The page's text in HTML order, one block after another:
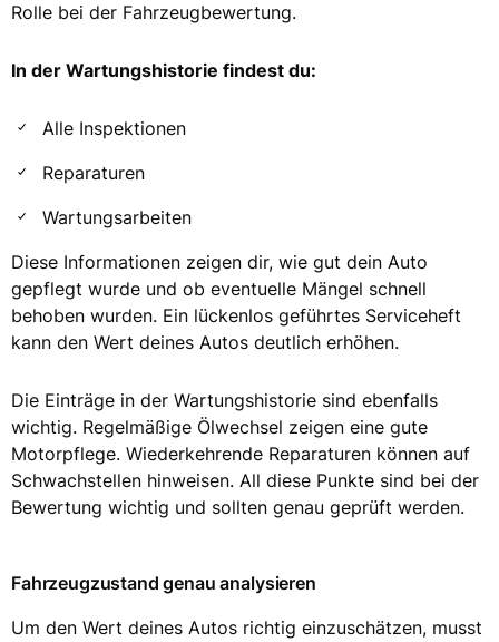
Rolle bei der Fahrzeugbewertung.
In der Wartungshistorie findest du:
Alle Inspektionen
Reparaturen
Wartungsarbeiten
Diese Informationen zeigen dir, wie gut dein Auto
gepflegt wurde und ob eventuelle Mängel schnell
behoben wurden. Ein lückenlos geführtes Serviceheft
kann den Wert deines Autos deutlich erhöhen.
Die Einträge in der Wartungshistorie sind ebenfalls
wichtig. Regelmäßige Ölwechsel zeigen eine gute
Motorpflege. Wiederkehrende Reparaturen können auf
Schwachstellen hinweisen. All diese Punkte sind bei der
Bewertung wichtig und sollten genau geprüft werden.
Fahrzeugzustand genau analysieren
Um den Wert deines Autos richtig einzuschätzen, musst